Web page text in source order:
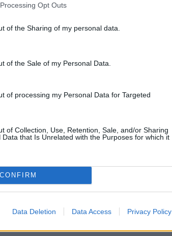
Opt Outs
of the Sharing of my personal data.
of the Sale of my Personal Data.
of processing my Personal Data for Targeted
of Collection, Use, Retention, Sale, and/or Sharing
Data that Is Unrelated with the Purposes for which it
CONFIRM
Data Deletion Data Access Privacy Policy